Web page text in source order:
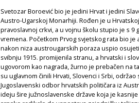
Svetozar Boroević bio je jedini Hrvat i jedini
Austro-Ugarskoj Monarhiji. Rođen je u
pravoslavnoj crkvi, a u vojnu školu stupio je s
vremena. Početkom Prvog svjetskog rata bio
nakon niza austrougarskih poraza uspio
svibnju 1915. promijenila stranu, a hrvatski i
ugovorom kao nagrada, žurno je prebačen na
su uglavnom činili Hrvati, Slovenci i Srbi,
Jugoslavenski odbor hrvatskih političara iz
ideju šire južnoslavenske države koja je